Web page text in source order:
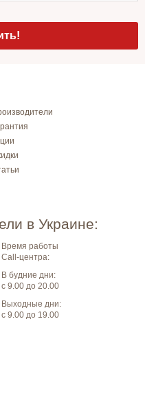
в Украине:
Время работы
Call-центра:
В будние дни:
с 9.00 до 20.00
Выходные дни:
с 9.00 до 19.00